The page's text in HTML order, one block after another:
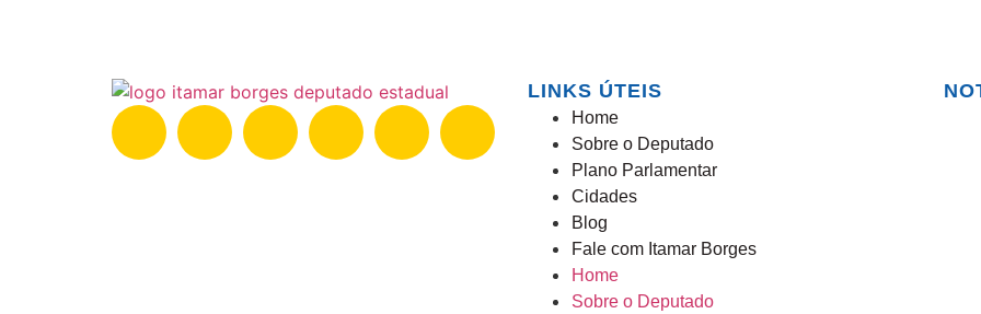
LINKS ÚTEIS
Home
Sobre o Deputado
Plano Parlamentar
Cidades
Blog
Fale com Itamar Borges
Home
Sobre o Deputado